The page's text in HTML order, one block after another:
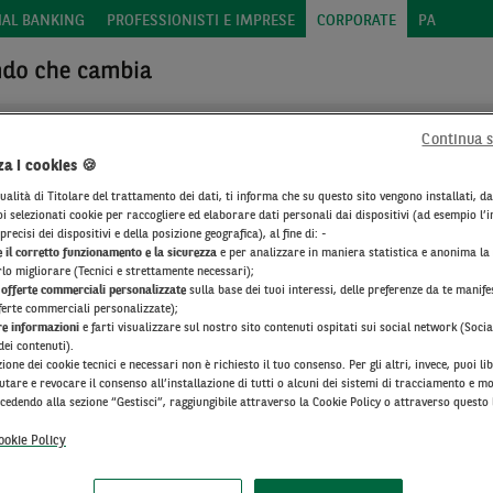
BANKING PROFESSIONISTI E IMPRESE CORPORATE PA
compagnie assicurative e i broker suoi partner, è in grado di
assicurativa di eventi straordinari che possono
e assorbendole capacità di cash flow per fronteggiare il
sui prodotti assicurativi per:
potrebbero causare il fermo della produzione
internazionale
i cookies 🍪
di Titolare del trattamento dei dati, ti informa che su questo sito vengono installati,
selezionati cookie per raccogliere ed elaborare dati personali dai dispositivi (ad esempio
dei dispositivi e della posizione geografica), al fine di: -
il corretto funzionamento e la sicurezza e per analizzare in maniera statistica e anonima la
migliorare (Tecnici e strettamente necessari);
commerciali personalizzate sulla base dei tuoi interessi, delle preferenze da te
commerciali personalizzate);
informazioni e farti visualizzare sul nostro sito contenuti ospitati sui social network
contenuti).
dei cookie tecnici e necessari non è richiesto il tuo consenso. Per gli altri, invece, puoi
e revocare il consenso all’installazione di tutti o alcuni dei sistemi di tracciamento e
alla sezione “Gestisci”, raggiungibile attraverso la Cookie Policy o attraverso questo
Policy
Continua